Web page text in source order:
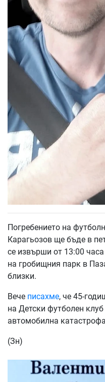
Погребението на
Карагьозов ще бъде в
се извърши от 13:00
на гробищния парк в
близки.
Вече писахме, че 45-
на Детски футболен
автомобилна
(Зн)